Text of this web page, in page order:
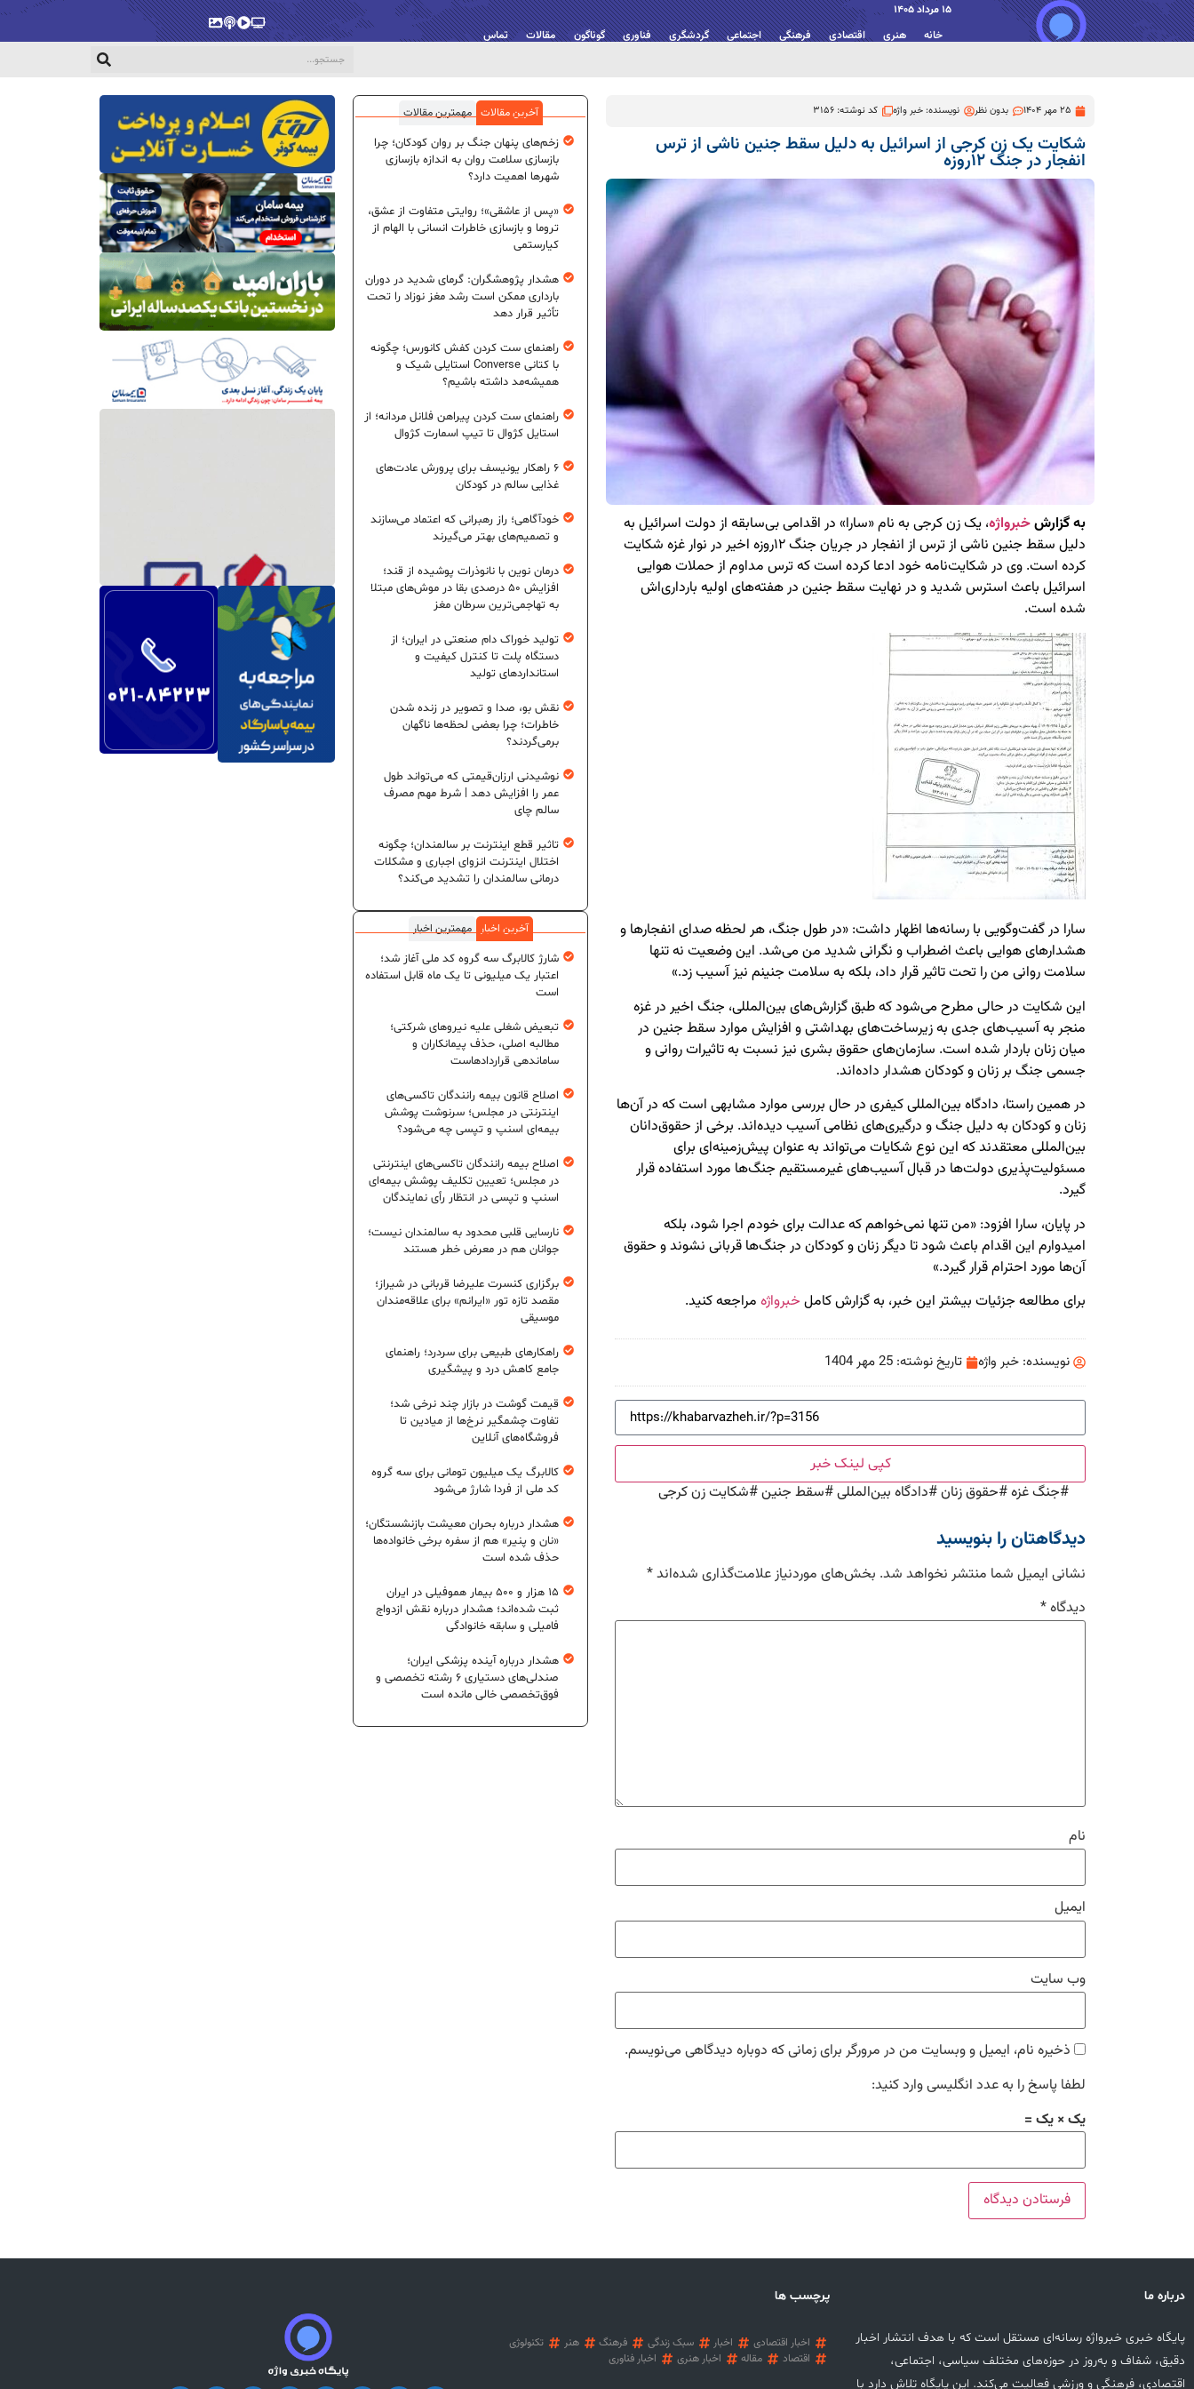
15 مرداد 1405
خانه هنری اقتصادی فرهنگی اجتماعی گردشگری فناوری گوناگون مقالات تماس
پخش‌زندهویدیو
پادکستگالری
25 مهر 1404 بدون نظر نویسنده:خبر واژه کد نوشته: 3156
شکایت یک زن کرجی از اسرائیل به دلیل سقط جنین ناشی از ترس
انفجار در جنگ ۱۲روزه
به گزارشخبرواژه، یک زن کرجی به نام «سارا» در اقدامی بی‌سابقه از دولت اسرائیل به
دلیل سقط جنین ناشی از ترس از انفجار در جریان جنگ ۱۲روزه اخیر در نوار غزه شکایت
کرده است. وی در شکایت‌نامه خود ادعا کرده است که ترس مداوم از حملات هوایی
اسرائیل باعث استرس شدید و در نهایت سقط جنین در هفته‌های اولیه بارداری‌اش
شده است.
سارا در گفت‌وگویی با رسانه‌ها اظهار داشت: «در طول جنگ، هر لحظه صدای انفجارها و
هشدارهای هوایی باعث اضطراب و نگرانی شدید من می‌شد. این وضعیت نه تنها
سلامت روانی من را تحت تاثیر قرار داد، بلکه به سلامت جنینم نیز آسیب زد.»
این شکایت در حالی مطرح می‌شود که طبق گزارش‌های بین‌المللی، جنگ اخیر در غزه
منجر به آسیب‌های جدی به زیرساخت‌های بهداشتی و افزایش موارد سقط جنین در
میان زنان باردار شده است. سازمان‌های حقوق بشری نیز نسبت به تاثیرات روانی و
جسمی جنگ بر زنان و کودکان هشدار داده‌اند.
در همین راستا، دادگاه بین‌المللی کیفری در حال بررسی موارد مشابهی است که در آن‌ها
زنان و کودکان به دلیل جنگ و درگیری‌های نظامی آسیب دیده‌اند. برخی از حقوق‌دانان
بین‌المللی معتقدند که این نوع شکایات می‌تواند به عنوان پیش‌زمینه‌ای برای
مسئولیت‌پذیری دولت‌ها در قبال آسیب‌های غیرمستقیم جنگ‌ها مورد استفاده قرار
گیرد.
در پایان، سارا افزود: «من تنها نمی‌خواهم که عدالت برای خودم اجرا شود، بلکه
امیدوارم این اقدام باعث شود تا دیگر زنان و کودکان در جنگ‌ها قربانی نشوند و حقوق
آن‌ها مورد احترام قرار گیرد.»
برای مطالعه جزئیات بیشتر این خبر، به گزارش کامل خبرواژه مراجعه کنید.
نویسنده: خبر واژه تاریخ نوشته: 25 مهر 1404
کپی لینک خبر
#جنگ غزه#حقوق زنان#دادگاه بین‌المللی#سقط جنین#شکایت زن کرجی
دیدگاهتان را بنویسید
نشانی ایمیل شما منتشر نخواهد شد. بخش‌های موردنیاز علامت‌گذاری شده‌اند*
دیدگاه*
نام
ایمیل
وب‌ سایت
ذخیره نام، ایمیل و وبسایت من در مرورگر برای زمانی که دوباره دیدگاهی می‌نویسم.
لطفا پاسخ را به عدد انگلیسی وارد کنید:
یک × یک =
آخرین مقالات مهمترین مقالات
زخم‌های پنهان جنگ بر روان کودکان؛ چرا
بازسازی سلامت روان به اندازه بازسازی
شهرها اهمیت دارد؟
«پس از عاشقی»؛ روایتی متفاوت از عشق،
تروما و بازسازی خاطرات انسانی با الهام از
کیارستمی
هشدار پژوهشگران: گرمای شدید در دوران
بارداری ممکن است رشد مغز نوزاد را تحت
تأثیر قرار دهد
راهنمای ست کردن کفش کانورس؛ چگونه
با کتانی Converse استایلی شیک و
همیشه‌مد داشته باشیم؟
راهنمای ست کردن پیراهن فلانل مردانه؛ از
استایل کژوال تا تیپ اسمارت کژوال
۶ راهکار یونیسف برای پرورش عادت‌های
غذایی سالم در کودکان
خودآگاهی؛ راز رهبرانی که اعتماد می‌سازند
و تصمیم‌های بهتر می‌گیرند
درمان نوین با نانوذرات پوشیده از قند؛
افزایش ۵۰ درصدی بقا در موش‌های مبتلا
به تهاجمی‌ترین سرطان مغز
تولید خوراک دام صنعتی در ایران؛ از
دستگاه پلت تا کنترل کیفیت و
استانداردهای تولید
نقش بو، صدا و تصویر در زنده شدن
خاطرات؛ چرا بعضی لحظه‌ها ناگهان
برمی‌گردند؟
نوشیدنی ارزان‌قیمتی که می‌تواند طول
عمر را افزایش دهد | شرط مهم مصرف
سالم چای
تاثیر قطع اینترنت بر سالمندان؛ چگونه
اختلال اینترنت انزوای اجباری و مشکلات
درمانی سالمندان را تشدید می‌کند؟
آخرین اخبار
مهمترین اخبار
شارژ کالابرگ سه گروه کد ملی آغاز شد؛
اعتبار یک میلیونی تا یک ماه قابل استفاده
است
تبعیض شغلی علیه نیروهای شرکتی؛
مطالبه اصلی، حذف پیمانکاران و
ساماندهی قراردادهاست
اصلاح قانون بیمه رانندگان تاکسی‌های
اینترنتی در مجلس؛ سرنوشت پوشش
بیمه‌ای اسنپ و تپسی چه می‌شود؟
اصلاح بیمه رانندگان تاکسی‌های اینترنتی
در مجلس؛ تعیین تکلیف پوشش بیمه‌ای
اسنپ و تپسی در انتظار رأی نمایندگان
نارسایی قلبی محدود به سالمندان نیست؛
جوانان هم در معرض خطر هستند
برگزاری کنسرت علیرضا قربانی در شیراز؛
مقصد تازه تور «ایرانم» برای علاقه‌مندان
موسیقی
راهکارهای طبیعی برای سردرد؛ راهنمای
جامع کاهش درد و پیشگیری
قیمت گوشت در بازار چند نرخی شد؛
تفاوت چشمگیر نرخ‌ها از میادین تا
فروشگاه‌های آنلاین
کالابرگ یک میلیون تومانی برای سه گروه
کد ملی از فردا شارژ می‌شود
هشدار درباره بحران معیشت بازنشستگان؛
«نان و پنیر» هم از سفره برخی خانواده‌ها
حذف شده است
۱۵ هزار و ۵۰۰ بیمار هموفیلی در ایران
ثبت شده‌اند؛ هشدار درباره نقش ازدواج
فامیلی و سابقه خانوادگی
هشدار درباره آینده پزشکی ایران؛
صندلی‌های دستیاری ۶ رشته تخصصی و
فوق‌تخصصی خالی مانده است
درباره ما
پایگاه خبری خبرواژه رسانه‌ای مستقل است که با هدف انتشار اخبار
دقیق، شفاف و به‌روز در حوزه‌های مختلف سیاسی، اجتماعی،
اقتصادی، فرهنگی و ورزشی فعالیت می‌کند. این پایگاه تلاش دارد با
پرچسب ها
اخبار اقتصادی اخبار سبک زندگی فرهنگ هنر
تکنولوژی
اقتصاد
مقاله اخبار هنری اخبار فناوری